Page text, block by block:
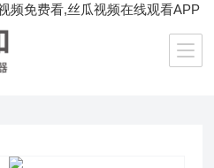
频免费看,丝瓜视频在线观看APP
/ UW 420S日本岛津精密电子天平